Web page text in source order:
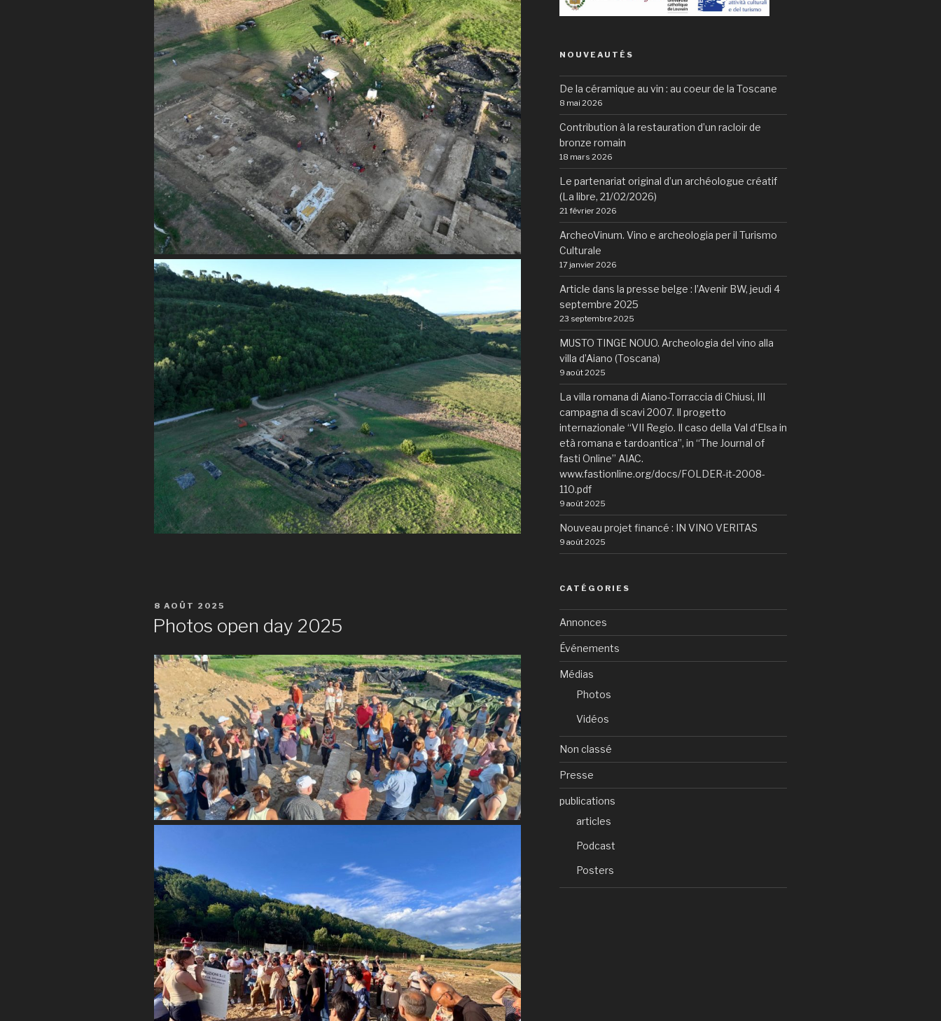
PUBLIÉ
LE
8 AOÛT 2025
Photos open day 2025
NOUVEAUTÉS
De la céramique au vin : au coeur de la Toscane
8 mai 2026
Contribution à la restauration d’un racloir de
bronze romain
18 mars 2026
Le partenariat original d’un archéologue créatif
(La libre, 21/02/2026)
21 février 2026
ArcheoVinum. Vino e archeologia per il Turismo
Culturale
17 janvier 2026
Article dans la presse belge : l’Avenir BW, jeudi 4
septembre 2025
23 septembre 2025
MUSTO TINGE NOUO. Archeologia del vino alla
villa d’Aiano (Toscana)
9 août 2025
La villa romana di Aiano-Torraccia di Chiusi, III
campagna di scavi 2007. Il progetto
internazionale “VII Regio. Il caso della Val d’Elsa in
età romana e tardoantica”, in “The Journal of
fasti Online” AIAC.
www.fastionline.org/docs/FOLDER-it-2008-
110.pdf
9 août 2025
Nouveau projet financé : IN VINO VERITAS
9 août 2025
CATÉGORIES
Annonces
Événements
Médias
Photos
Vidéos
Non classé
Presse
publications
articles
Podcast
Posters